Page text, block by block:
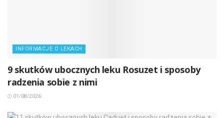
INFORMACJE O LEKACH
9 skutków ubocznych leku Rosuzet i sposoby
radzenia sobie z nimi
01/08/2026